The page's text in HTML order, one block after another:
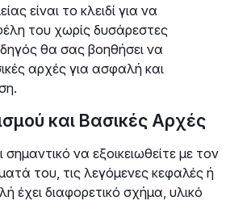
είναι το κλειδί για να
του χωρίς δυσάρεστες
θα σας βοηθήσει να
αρχές για ασφαλή και
και Βασικές Αρχές
σημαντικό να εξοικειωθείτε με τον
του, τις λεγόμενες κεφαλές ή
έχει διαφορετικό σχήμα, υλικό